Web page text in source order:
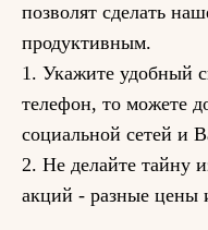
позволят сделать
продуктивным.
1. Укажите удобный
телефон, то можете
социальной сетей и
2. Не делайте тайну
акций - разные цены